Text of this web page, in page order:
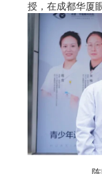
授，在成都华厦